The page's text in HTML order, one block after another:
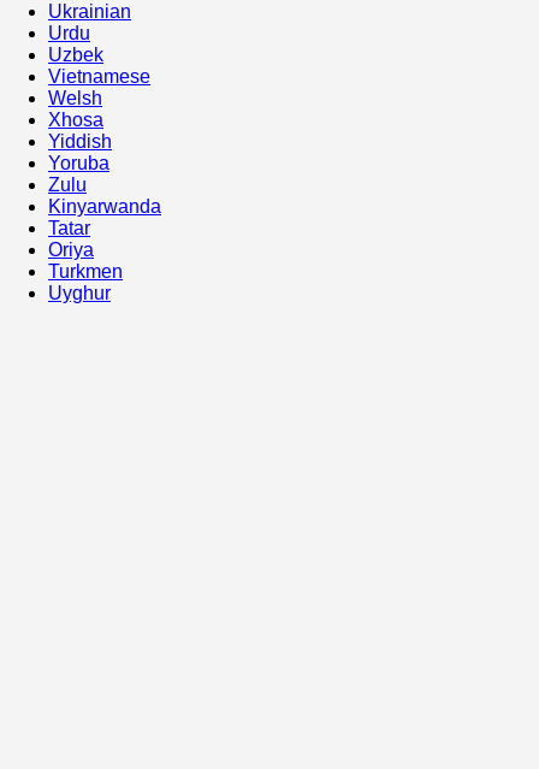
Ukrainian
Urdu
Uzbek
Vietnamese
Welsh
Xhosa
Yiddish
Yoruba
Zulu
Kinyarwanda
Tatar
Oriya
Turkmen
Uyghur